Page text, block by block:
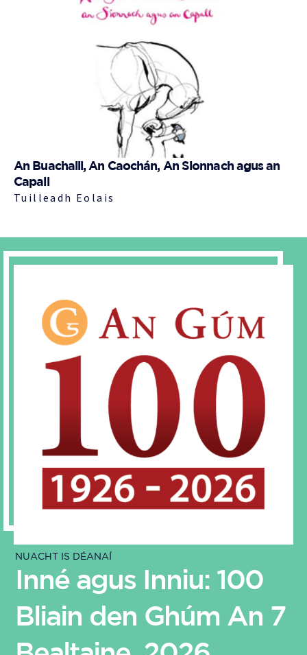
An Buachaill, An Caochán, An Sionnach agus an
Capall
Tuilleadh Eolais
NUACHT IS DÉANAÍ
Inné agus Inniu: 100
Bliain den Ghúm An 7